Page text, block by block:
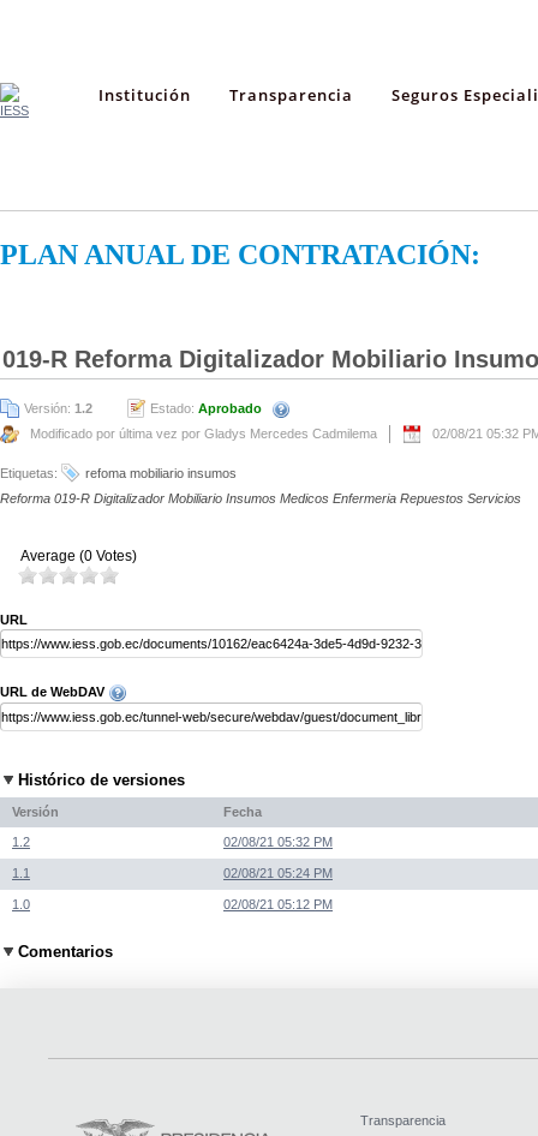
Institución Transparencia Seguros
PLAN ANUAL DE CONTRATACIÓN:
019-R Reforma Digitalizador Mobiliario
Versión: 1.2 Estado: Aprobado
Modificado por última vez por Gladys Mercedes Cadmilema
02/08/21 05:32
Etiquetas:
refoma mobiliario insumos
Reforma 019-R Digitalizador Mobiliario Insumos Medicos Enfermeria Repuestos Servicios
Average (0 Votes)
URL
URL de WebDAV
Histórico de versiones
Versión Fecha
1.2 02/08/21 05:32 PM
1.1 02/08/21 05:24 PM
1.0 02/08/21 05:12 PM
Comentarios
Transparencia